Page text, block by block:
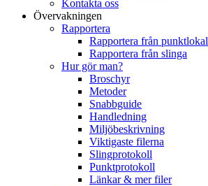
Kontakta oss
Övervakningen
Rapportera
Rapportera från punktlokal
Rapportera från slinga
Hur gör man?
Broschyr
Metoder
Snabbguide
Handledning
Miljöbeskrivning
Viktigaste filerna
Slingprotokoll
Punktprotokoll
Länkar & mer filer